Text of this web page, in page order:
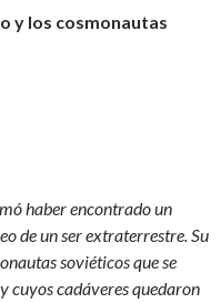
y los cosmonautas
haber encontrado un
de un ser extraterrestre. Su
soviéticos que se
cuyos cadáveres quedaron